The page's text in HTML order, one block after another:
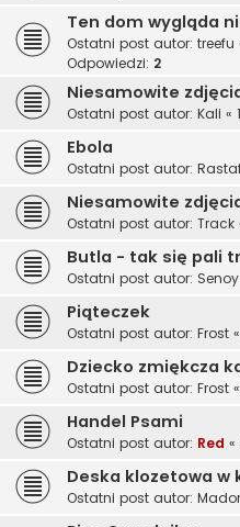
Ten dom wygląda
Ostatni post autor: treefu
Odpowiedzi: 2
Niesamowite
Ostatni post autor: Kali «
Ebola
Ostatni post autor:
Niesamowite
Ostatni post autor: Track
Butla - tak się pali
Ostatni post autor: Senoy
Piąteczek
Ostatni post autor: Frost «
Dziecko zmiękcza
Ostatni post autor: Frost «
Handel Psami
Ostatni post autor: Red «
Deska klozetowa w
Ostatni post autor: